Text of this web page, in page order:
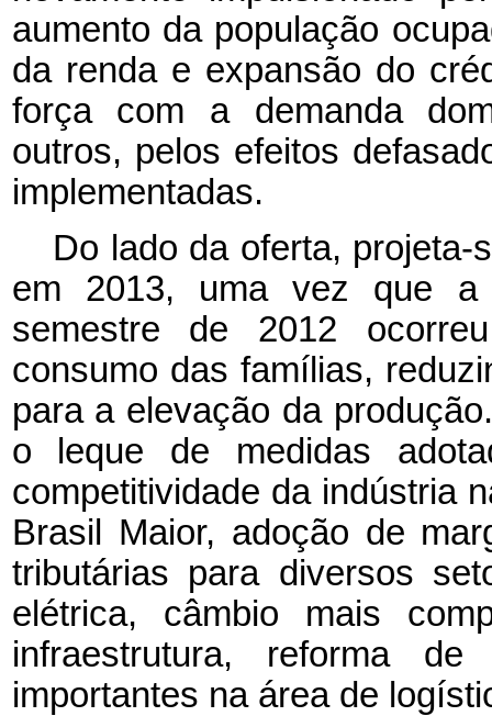
aumento da população
da renda e expansão do
força com a demanda
outros, pelos efeitos
implementadas.
Do lado da oferta, projeta-
em 2013, uma vez que a
semestre de 2012
consumo das famílias,
para a elevação da
o leque de medidas
competitividade da indústria
Brasil Maior, adoção de
tributárias para diversos
elétrica, câmbio mais
infraestrutura, reforma
importantes na área de